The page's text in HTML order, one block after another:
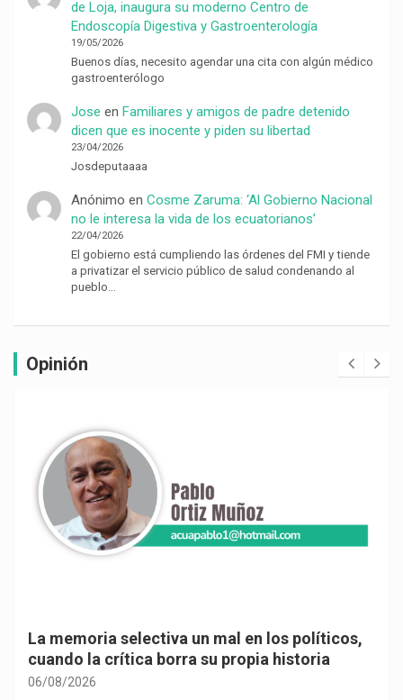
de Loja, inaugura su moderno Centro de
Endoscopía Digestiva y Gastroenterología
19/05/2026
Buenos días, necesito agendar una cita con algún médico
gastroenterólogo
Jose en Familiares y amigos de padre detenido
dicen que es inocente y piden su libertad
23/04/2026
Josdeputaaaa
Anónimo en Cosme Zaruma: ‘Al Gobierno Nacional
no le interesa la vida de los ecuatorianos’
22/04/2026
El gobierno está cumpliendo las órdenes del FMI y tiende
a privatizar el servicio público de salud condenando al
pueblo…
Opinión
La memoria selectiva un mal en los políticos,
cuando la crítica borra su propia historia
06/08/2026